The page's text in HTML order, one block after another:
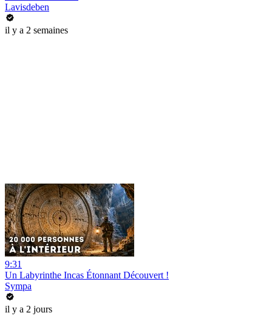
Lavisdeben
il y a 2 semaines
9:31
Un Labyrinthe Incas Étonnant Découvert !
Sympa
il y a 2 jours